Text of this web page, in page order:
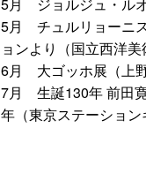
5月 チュルリョーニ
ョンより（国立西洋美
6月 大ゴッホ展（上野
7月 生誕130年 前田
年（東京ステーション